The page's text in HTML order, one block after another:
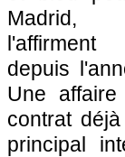
l'affirment
depuis
Une
contrat
principal